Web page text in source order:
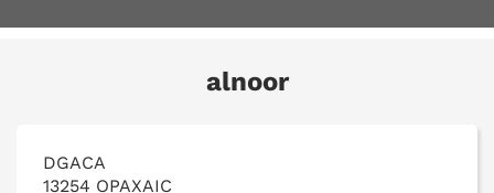
alnoor
DGACA
13254 OPAXAIC